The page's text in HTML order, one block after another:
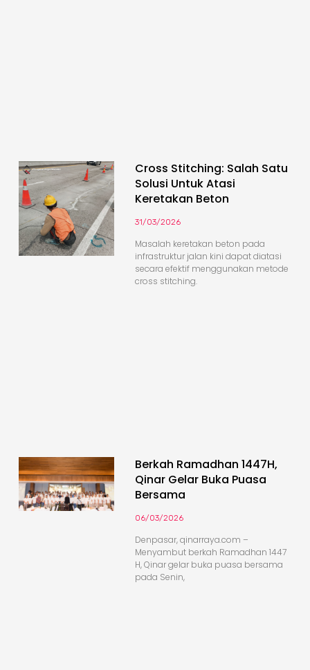
Cross Stitching: Salah Satu
Solusi Untuk Atasi
Keretakan Beton
31/03/2026
Masalah keretakan beton pada
infrastruktur jalan kini dapat diatasi
secara efektif menggunakan metode
cross stitching.
Berkah Ramadhan 1447H,
Qinar Gelar Buka Puasa
Bersama
06/03/2026
Denpasar, qinarraya.com –
Menyambut berkah Ramadhan 1447
H, Qinar gelar buka puasa bersama
pada Senin,